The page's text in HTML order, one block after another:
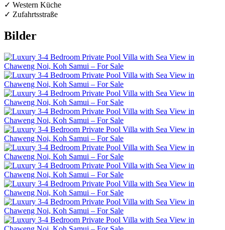
✓ Western Küche
✓ Zufahrtsstraße
Bilder